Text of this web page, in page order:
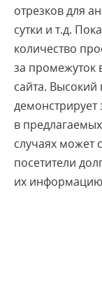
DNS
Domain name
Email-
1 2
отрезков для
сутки и т.д.
количество
за промежуток
сайта.
демонстрирует
в
случаях может
посетители
их